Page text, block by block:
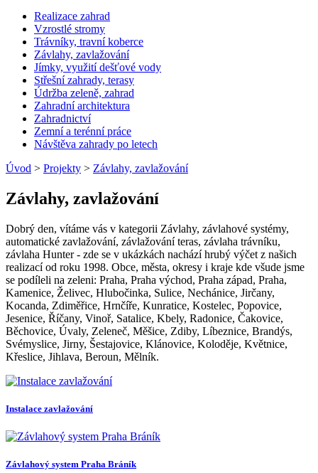
Realizace zahrad
Vzrostlé stromy
Trávníky, travní koberce
Závlahy, zavlažování
Jímky, využití dešťové vody
Střešní zahrady, terasy
Údržba zeleně, zahrad
Zahradní architektura
Zahradnictví
Zemní a terénní práce
Návštěva zahrady po letech
Úvod > Projekty > Závlahy, zavlažování
Závlahy, zavlažování
Dobrý den, vítáme vás v kategorii Závlahy, závlahové systémy,
automatické zavlažování, závlažování teras, závlaha trávníku,
závlaha Hunter - zde se v ukázkách nachází hrubý výčet z našich
realizací od roku 1998. Obce, města, okresy i kraje kde všude jsme
se podíleli na zeleni: Praha, Praha východ, Praha západ, Praha,
Kamenice, Želivec, Hlubočinka, Sulice, Nechánice, Jirčany,
Kocanda, Zdiměřice, Hrnčíře, Kunratice, Kostelec, Popovice,
Jesenice, Říčany, Vinoř, Satalice, Kbely, Radonice, Čakovice,
Běchovice, Úvaly, Zeleneč, Měšice, Zdiby, Líbeznice, Brandýs,
Svémyslice, Jirny, Šestajovice, Klánovice, Koloděje, Květnice,
Křeslice, Jihlava, Beroun, Mělník.
Instalace zavlažování
Závlahový system Praha Bráník